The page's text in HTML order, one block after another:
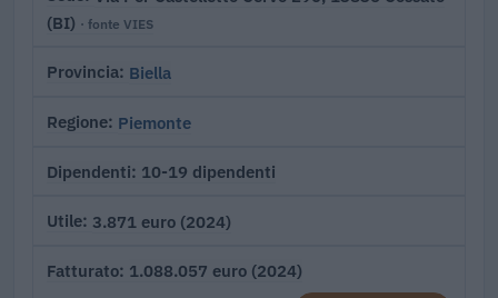
(BI) · fonte VIES
Provincia Biella
Regione Piemonte
Dipendenti 10-19 dipendenti
Utile 3.871 euro (2024)
Fatturato 1.088.057 euro (2024)